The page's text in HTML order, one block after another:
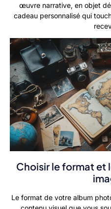
œuvre narrative, en objet
cadeau personnalisé qui
Choisir le format et
Le format de votre album